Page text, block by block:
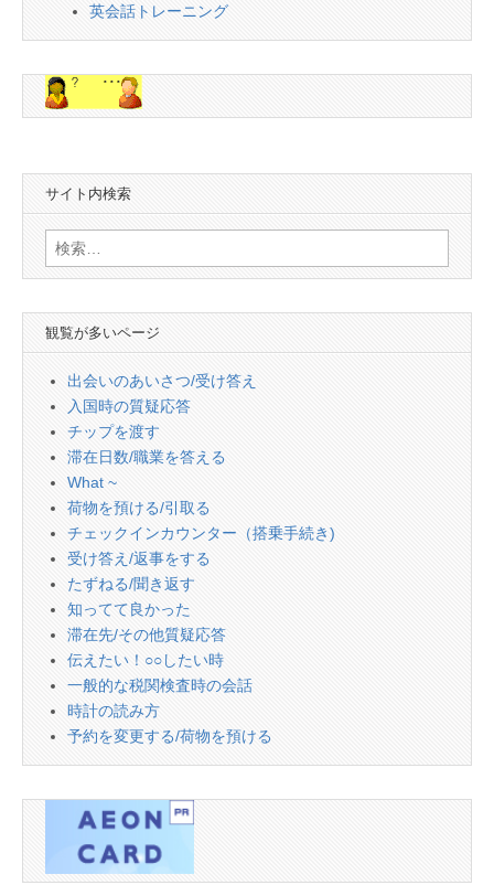
英会話トレーニング
サイト内検索
検
索:
観覧が多いページ
出会いのあいさつ/受け答え
入国時の質疑応答
チップを渡す
滞在日数/職業を答える
What ~
荷物を預ける/引取る
チェックインカウンター（搭乗手続き)
受け答え/返事をする
たずねる/聞き返す
知ってて良かった
滞在先/その他質疑応答
伝えたい！○○したい時
一般的な税関検査時の会話
時計の読み方
予約を変更する/荷物を預ける